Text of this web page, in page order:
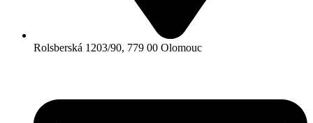
Rolsberská 1203/90, 779 00 Olomouc